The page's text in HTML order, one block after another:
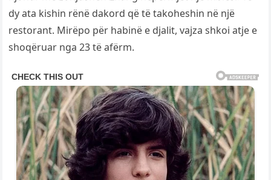
dy ata kishin rënë dakord që të takoheshin në një
restorant. Mirëpo për habinë e djalit, vajza shkoi atje e
shoqëruar nga 23 të afërm.